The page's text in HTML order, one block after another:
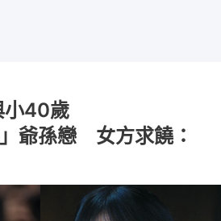
小40歲
爺孫戀 女方求饒：